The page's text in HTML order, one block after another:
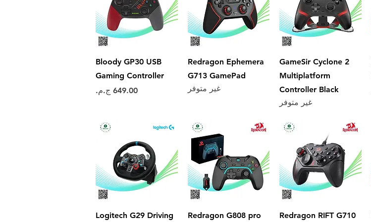
العرض السريع
GameSir Cyclone 2
Multiplatform
Controller Black
غير متوفر
العرض السريع
Redragon Ephemera
G713 GamePad
غير متوفر
العرض السريع
Bloody GP30 USB
Gaming Controller
السعر
العرض السريع
Redragon RIFT G710 العرض السريع
Redragon G808 pro العرض السريع
Logitech G29 Driving